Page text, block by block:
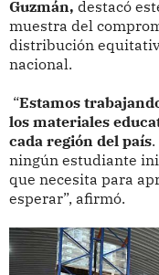
Guzmán, destacó
muestra del
distribución
nacional.
“Estamos
los materiales
cada región del país.
ningún estudiante
que necesita para
esperar”, afirmó.